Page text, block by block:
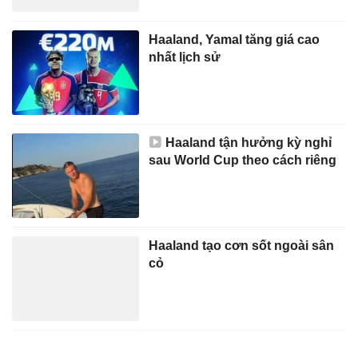
Haaland, Yamal tăng giá cao
nhất lịch sử
Haaland tận hưởng kỳ nghỉ
sau World Cup theo cách riêng
Haaland tạo cơn sốt ngoài sân
cỏ